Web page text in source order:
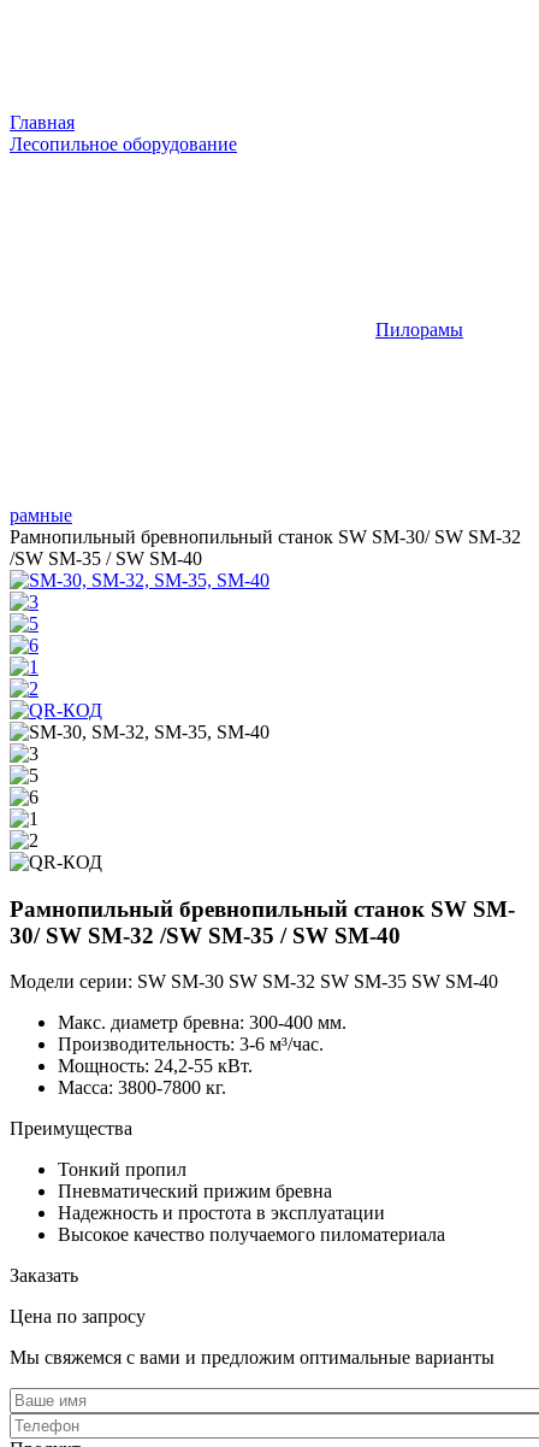
Главная
Лесопильное оборудование
Пилорамы
рамные
Рамнопильный бревнопильный станок SW SM-30/ SW SM-32
/SW SM-35 / SW SM-40
Рамнопильный бревнопильный станок SW SM-
30/ SW SM-32 /SW SM-35 / SW SM-40
Модели серии: SW SM-30 SW SM-32 SW SM-35 SW SM-40
Maкс. диаметр бревна: 300-400 мм.
Производительность: 3-6 м³/час.
Мощность: 24,2-55 кВт.
Масса: 3800-7800 кг.
Преимущества
Тонкий пропил
Пневматический прижим бревна
Надежность и простота в эксплуатации
Высокое качество получаемого пиломатериала
Заказать
Цена по запросу
Мы свяжемся с вами и предложим оптимальные варианты